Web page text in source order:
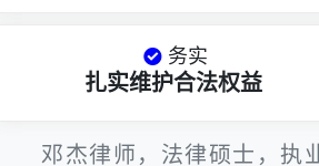
务实
扎实维护合法权益
邓杰律师，法律硕士，执